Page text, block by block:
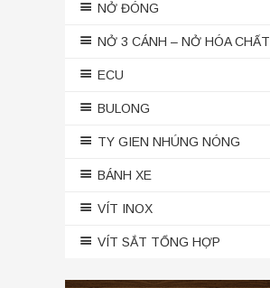
NỞ ĐÓNG
NỞ 3 CÁNH – NỞ HÓA CHẤT
ECU
BULONG
TY GIEN NHÚNG NÓNG
BÁNH XE
VÍT INOX
VÍT SẮT TỔNG HỢP